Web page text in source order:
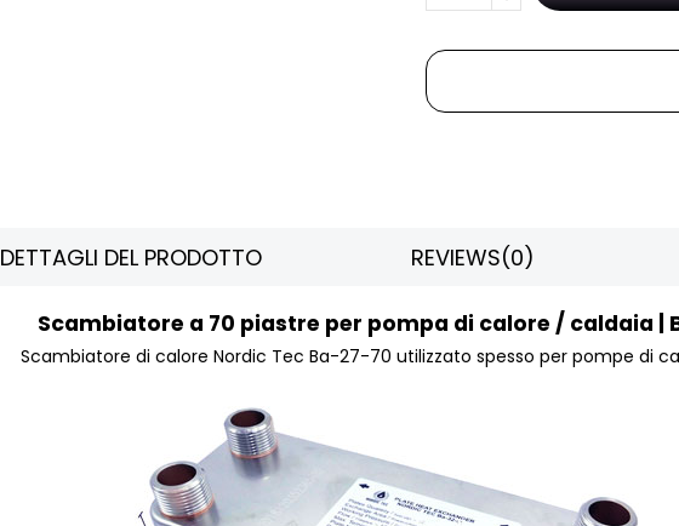
DETTAGLI DEL PRODOTTO REVIEWS(0)
Scambiatore a 70 piastre per pompa di calore / caldaia |
Scambiatore di calore Nordic Tec Ba-27-70 utilizzato spesso per pompe di